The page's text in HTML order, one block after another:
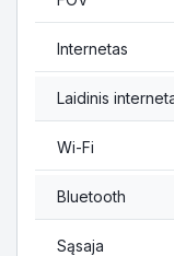
Internetas
Laidinis
Wi-Fi
Bluetooth
Sąsaja